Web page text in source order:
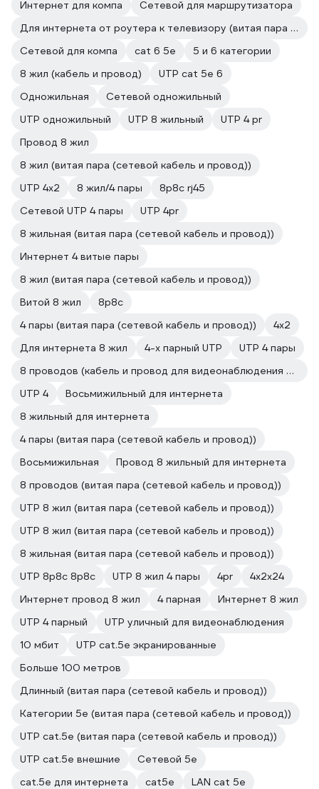
Интернет для компа
Сетевой для маршрутизатора
Для интернета от роутера к телевизору (витая пара (сетевой кабель и провод))
Сетевой для компа
cat 6 5e
5 и 6 категории
8 жил (кабель и провод)
UTP cat 5e 6
Одножильная
Сетевой одножильный
UTP одножильный
UTP 8 жильный
UTP 4 pr
Провод 8 жил
8 жил (витая пара (сетевой кабель и провод))
UTP 4х2
8 жил/4 пары
8p8c rj45
Сетевой UTP 4 пары
UTP 4pr
8 жильная (витая пара (сетевой кабель и провод))
Интернет 4 витые пары
8 жил (витая пара (сетевой кабель и провод))
Витой 8 жил
8p8c
4 пары (витая пара (сетевой кабель и провод))
4х2
Для интернета 8 жил
4-х парный UTP
UTP 4 пары
8 проводов (кабель и провод для видеонаблюдения и домофонов)
UTP 4
Восьмижильный для интернета
8 жильный для интернета
4 пары (витая пара (сетевой кабель и провод))
Восьмижильная
Провод 8 жильный для интернета
8 проводов (витая пара (сетевой кабель и провод))
UTP 8 жил (витая пара (сетевой кабель и провод))
UTP 8 жил (витая пара (сетевой кабель и провод))
8 жильная (витая пара (сетевой кабель и провод))
UTP 8p8c 8p8c
UTP 8 жил 4 пары 4pr
4х2х24
Интернет провод 8 жил
4 парная
Интернет 8 жил
UTP 4 парный
UTP уличный для видеонаблюдения
10 мбит
UTP cat.5e экранированные
Больше 100 метров
Длинный (витая пара (сетевой кабель и провод))
Категории 5е (витая пара (сетевой кабель и провод))
UTP cat.5e (витая пара (сетевой кабель и провод))
UTP cat.5e внешние
Сетевой 5е
cat.5e для интернета
cat5e
LAN cat 5e